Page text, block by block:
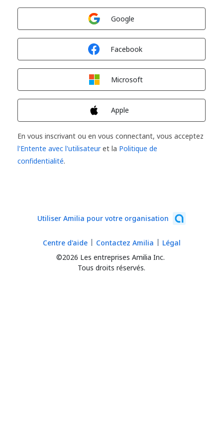
Google
Facebook
Microsoft
Apple
En vous inscrivant ou en vous connectant, vous acceptez
l'Entente avec l'utilisateuret la Politique de
confidentialité.
Utiliser Amilia pour votre organisation
©2026 Les entreprises Amilia Inc.
Tous droits réservés.
Centre d'aide Contactez Amilia Légal